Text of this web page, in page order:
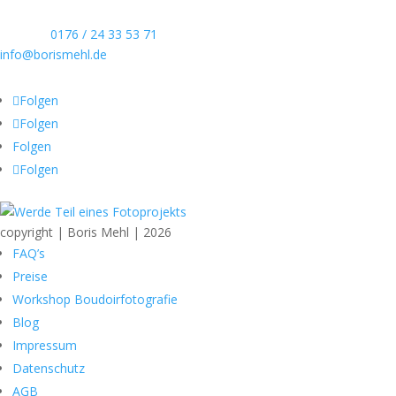
0176 / 24 33 53 71
info@borismehl.de
Folgen
Folgen
Folgen
Folgen
copyright | Boris Mehl | 2026
FAQ’s
Preise
Workshop Boudoirfotografie
Blog
Impressum
Datenschutz
AGB